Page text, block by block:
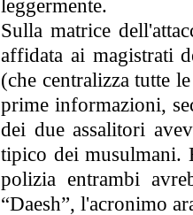
leggermente.
Sulla matrice
affidata ai magistrati
(che centralizza tutte
prime informazioni,
dei due assalitori
tipico dei musulmani.
polizia entrambi
“Daesh”, l'acronimo